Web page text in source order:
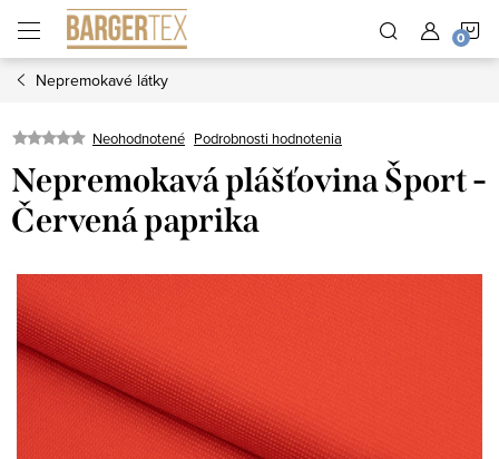
obsah
Nepremokavé látky
Neohodnotené Podrobnosti hodnotenia
Nepremokavá plášťovina Šport -
Červená paprika